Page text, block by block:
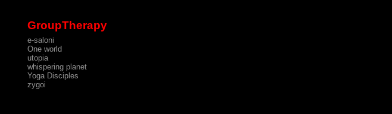
GroupTherapy
e-saloni
One world
utopia
whispering planet
Yoga Disciples
zygoi